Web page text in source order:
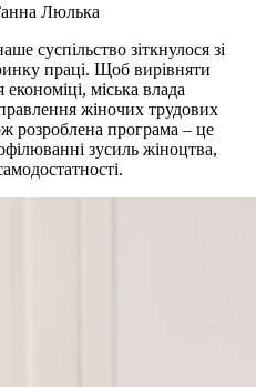
Люлька
суспільство зіткнулося зі
праці. Щоб вирівняти
міська влада
жіночих трудових
розроблена програма – це
зусиль жіноцтва,